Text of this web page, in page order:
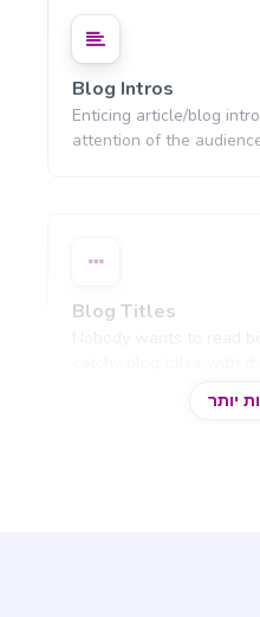
Blog Intros
Enticing article/blog
attention of the
Blog Titles